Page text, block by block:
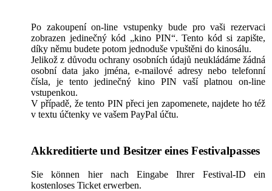
Po zakoupení on-line vstupenky bude pro vaši rezervaci
zobrazen jedinečný kód „kino PIN“. Tento kód si zapište,
díky němu budete potom jednoduše vpuštěni do kinosálu.
Jelikož z důvodu ochrany osobních údajů neukládáme žádná
osobní data jako jména, e-mailové adresy nebo telefonní
čísla, je tento jedinečný kino PIN vaší platnou on-line
vstupenkou.
V případě, že tento PIN přeci jen zapomenete, najdete ho též
v textu účtenky ve vašem PayPal účtu.
Akkreditierte und Besitzer eines Festivalpasses
Sie können hier nach Eingabe Ihrer Festival-ID ein
kostenloses Ticket erwerben.